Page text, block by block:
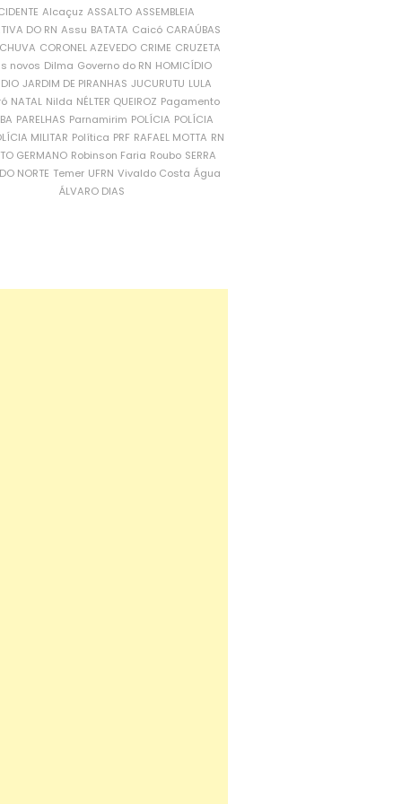
Alcaçuz ASSALTO ASSEMBLEIA
DO RN Assu BATATA Caicó CARAÚBAS
CORONEL AZEVEDO CRIME CRUZETA
novos Dilma Governo do RN HOMICÍDIO
JARDIM DE PIRANHAS JUCURUTU LULA
NATAL Nilda NÉLTER QUEIROZ Pagamento
PARELHAS Parnamirim POLÍCIA POLÍCIA
MILITAR Política PRF RAFAEL MOTTA RN
GERMANO Robinson Faria Roubo SERRA
NORTE Temer UFRN Vivaldo Costa Água
ÁLVARO DIAS